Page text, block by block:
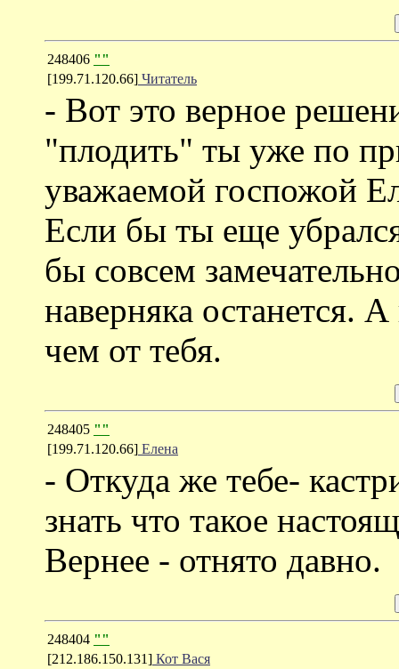
248406 ""
[199.71.120.66] Читатель
- Вот это верное
"плодить" ты уже по
уважаемой госпожой
Если бы ты еще
бы совсем
наверняка останется.
чем от тебя.
248405 ""
[199.71.120.66] Елена
- Откуда же тебе-
знать что такое
Вернее - отнято давно.
248404 ""
[212.186.150.131] Кот Вася